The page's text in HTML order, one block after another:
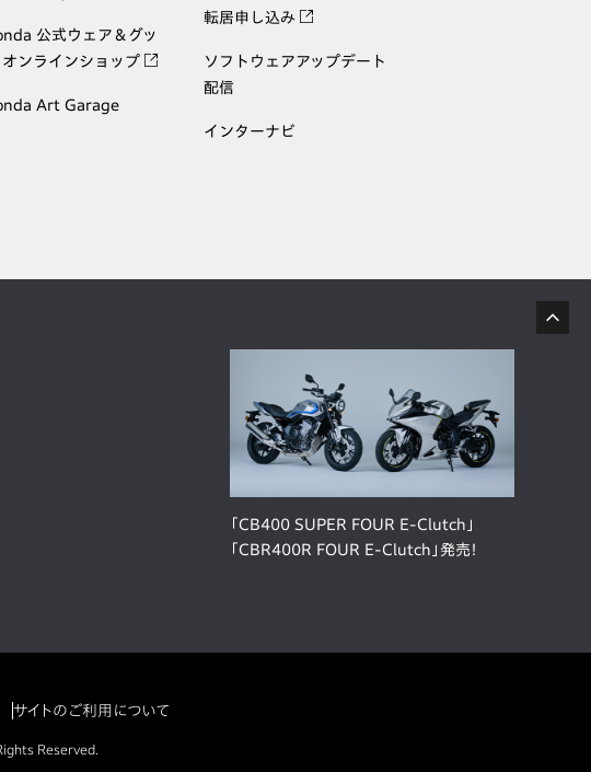
公式ウェア＆グッ
オンラインショップ
Art Garage
転居申し込み
ソフトウェアアップデート
配信
インターナビ
「CB400 SUPER FOUR E-Clutch」
「CBR400R FOUR E-Clutch」発売！
サイトのご利用について
Reserved.